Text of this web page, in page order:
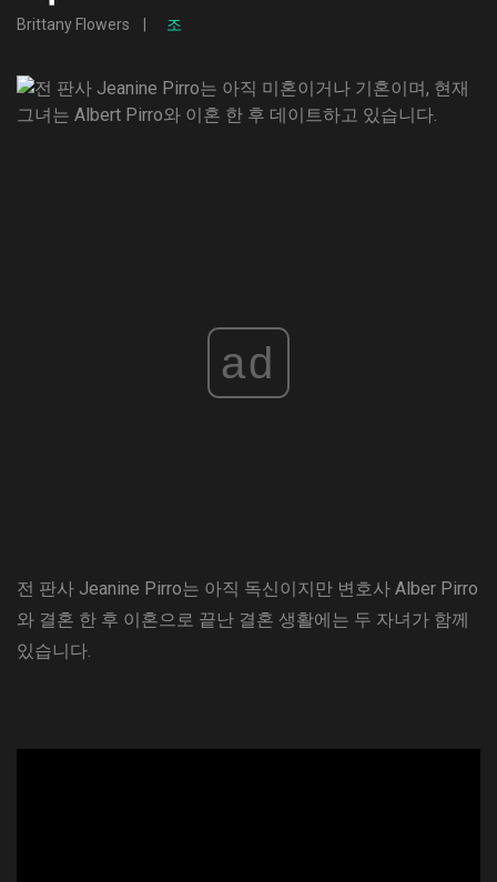
Brittany Flowers 조
ad
전 판사 Jeanine Pirro는 아직 독신이지만 변호사 Alber Pirro
와 결혼 한 후 이혼으로 끝난 결혼 생활에는 두 자녀가 함께
있습니다.